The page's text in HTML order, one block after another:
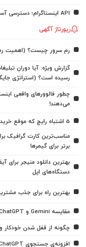
API اینستاگرام؛ دسترسی آسان، سریع و بدون محدودیت به اطلاعات اینستاگرام
رپورتاژ آگهی
رم سرور چیست؟ (اهمیت
گزارش ویژه: آیا دوران
رسیده است؟ (استراتژی
چطور فالوورهای واقعی
می‌دهند!
5 اشتباه رایج که موقع خرید ساعت هوشمند طرح اپل واچ نباید انجام بدید!
برتر برای گیمرها
بهترین دانلود منیجر برای
دستگاه‌های اپل
بهترین راه برای جذب
مقایسه Gemini و ChatGPT: کدام یک بهتر است؟
چگونه از قفل شدن خودکار ویندوز 11 یا ویندوز 10
افزونه‌ی جستجوی ChatGPT برای گوگل کروم معرفی شد